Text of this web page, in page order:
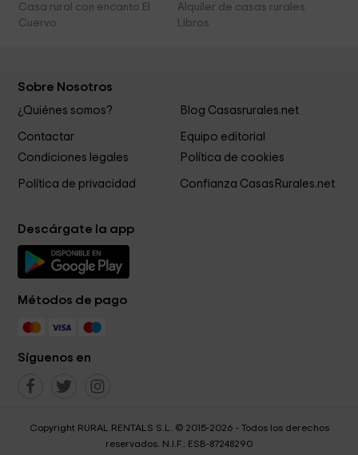
Casa rural con encanto El
Cuervo
Alquiler de casas rurales
Libros
Sobre Nosotros
¿Quiénes somos? Blog Casasrurales.net
Contactar
Equipo editorial
Condiciones legales
Política de cookies
Política de privacidad Confianza CasasRurales.net
Descárgate la app
Métodos de pago
Síguenos en
Copyright RURAL RENTALS S.L. © 2015-2026 - Todos los derechos
reservados. N.I.F.: ESB-87248290